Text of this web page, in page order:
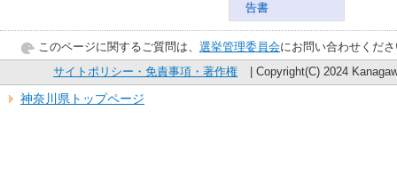
告書
このページに関するご質問は、 選挙管理委員会にお問い合わせくだ
サイトポリシー・免責事項・著作権
| Copyright(C) 2024
神奈川県トップページ